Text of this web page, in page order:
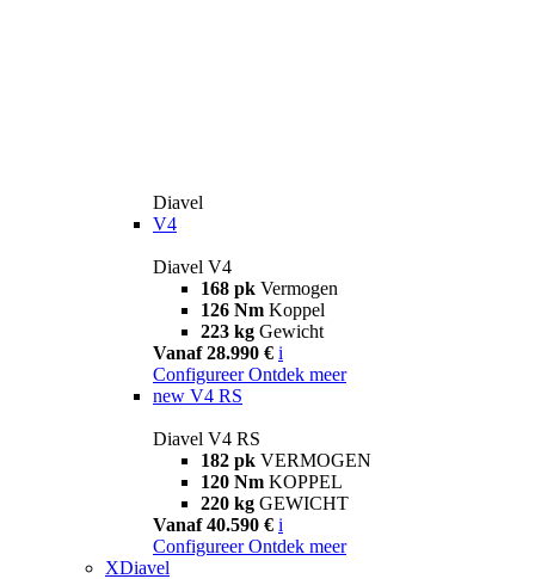
Diavel
V4
Diavel V4
168 pk Vermogen
126 Nm Koppel
223 kg Gewicht
Vanaf 28.990 € i
Configureer Ontdek meer
new V4 RS
Diavel V4 RS
182 pk VERMOGEN
120 Nm KOPPEL
220 kg GEWICHT
Vanaf 40.590 € i
Configureer Ontdek meer
XDiavel